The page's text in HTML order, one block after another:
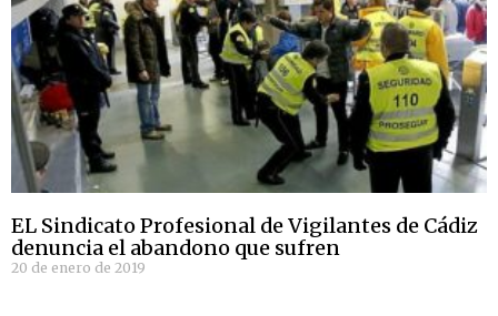
EL Sindicato Profesional de Vigilantes de Cádiz
denuncia el abandono que sufren
20 de enero de 2019